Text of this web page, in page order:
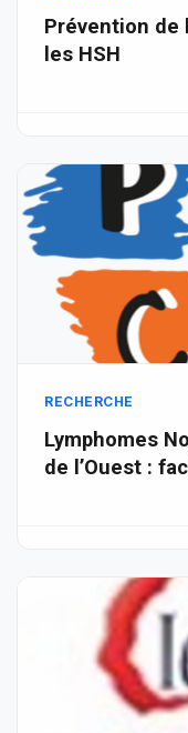
Prévention de
les HSH
RECHERCHE
Lymphomes
de l’Ouest :